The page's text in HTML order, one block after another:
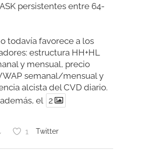
persistentes entre 64-
todavía favorece a los
estructura HH+HL
y mensual, precio
semanal/mensual y
alcista del CVD diario.
el
2
1 Twitter